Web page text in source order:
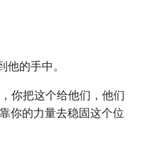
的手中。
你把这个给他们，他们
你的力量去稳固这个位